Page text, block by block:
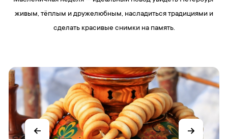
живым, тёплым и дружелюбным, насладиться традициями и
сделать красивые снимки на память.